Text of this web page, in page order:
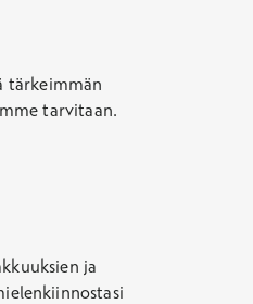
tärkeimmän
tarvitaan.
ja